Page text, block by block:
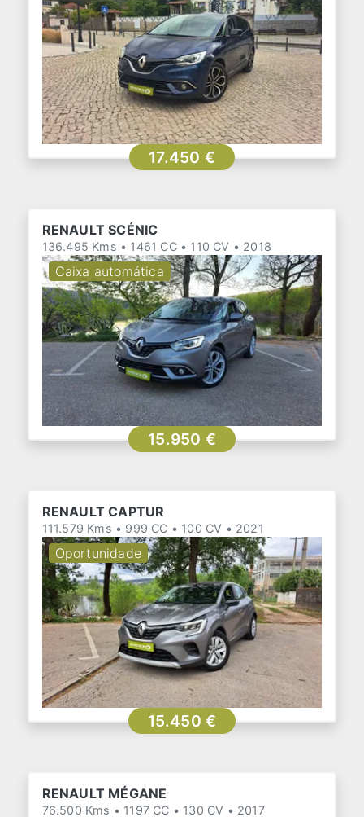
17.450 €
RENAULT SCÉNIC
136.495 Kms • 1461 CC • 110 CV • 2018
Caixa automática
15.950 €
RENAULT CAPTUR
111.579 Kms • 999 CC • 100 CV • 2021
Oportunidade
15.450 €
RENAULT MÉGANE
76.500 Kms • 1197 CC • 130 CV • 2017